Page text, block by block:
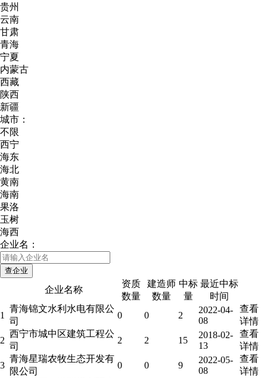
贵州
云南
甘肃
青海
宁夏
内蒙古
西藏
陕西
新疆
城市：
不限
西宁
海东
海北
黄南
海南
果洛
玉树
海西
企业名：
企业名称
资质
数量
建造师
数量
中标
量
最近中标
时间
1
青海锦文水利水电有限公
司
0 0 2
2022-04-
08
查看
详情
2
西宁市城中区建筑工程公
司
2 2 15
2018-02-
13
查看
详情
3
青海星瑞农牧生态开发有
限公司
0 0 9
2022-05-
08
查看
详情